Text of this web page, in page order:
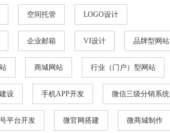
空间托管 LOGO设计
企业邮箱 VI设计 品牌型网站
商城网站 行业（门户）型网站
设 手机APP开发 微信三级分销系统
平台开发 微官网搭建 微商城制作